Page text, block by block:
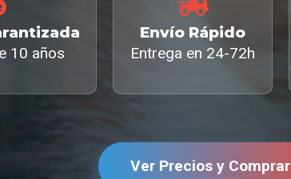
10 años
Envío Rápido
Entrega en 24-72h
Ver Precios y Comprar